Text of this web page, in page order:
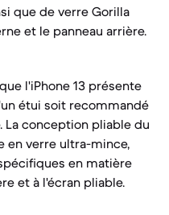
que de verre Gorilla
et le panneau arrière.
l'iPhone 13 présente
étui soit recommandé
conception pliable du
en verre ultra-mince,
en matière
et à l'écran pliable.